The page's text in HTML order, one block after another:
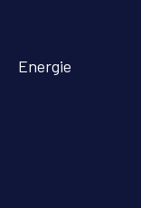
Energie